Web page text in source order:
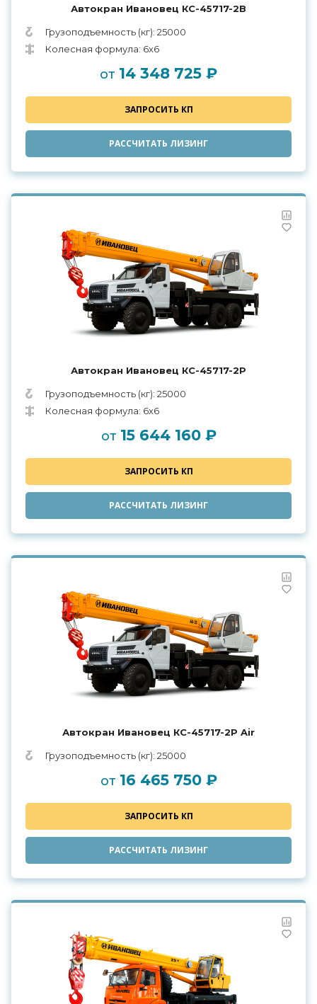
Автокран Ивановец КС-45717-2В
Грузоподъемность (кг): 25000
Колесная формула: 6x6
от 14 348 725 ₽
ЗАПРОСИТЬ КП
РАССЧИТАТЬ ЛИЗИНГ
Автокран Ивановец КС-45717-2Р
Грузоподъемность (кг): 25000
Колесная формула: 6x6
от 15 644 160 ₽
ЗАПРОСИТЬ КП
РАССЧИТАТЬ ЛИЗИНГ
Автокран Ивановец КС-45717-2Р Air
Грузоподъемность (кг): 25000
от 16 465 750 ₽
ЗАПРОСИТЬ КП
РАССЧИТАТЬ ЛИЗИНГ